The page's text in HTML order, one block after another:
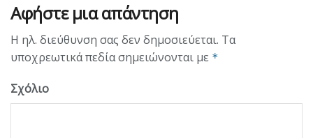
Αφήστε μια απάντηση
Η ηλ. διεύθυνση σας δεν δημοσιεύεται. Τα
υποχρεωτικά πεδία σημειώνονται με *
Σχόλιο